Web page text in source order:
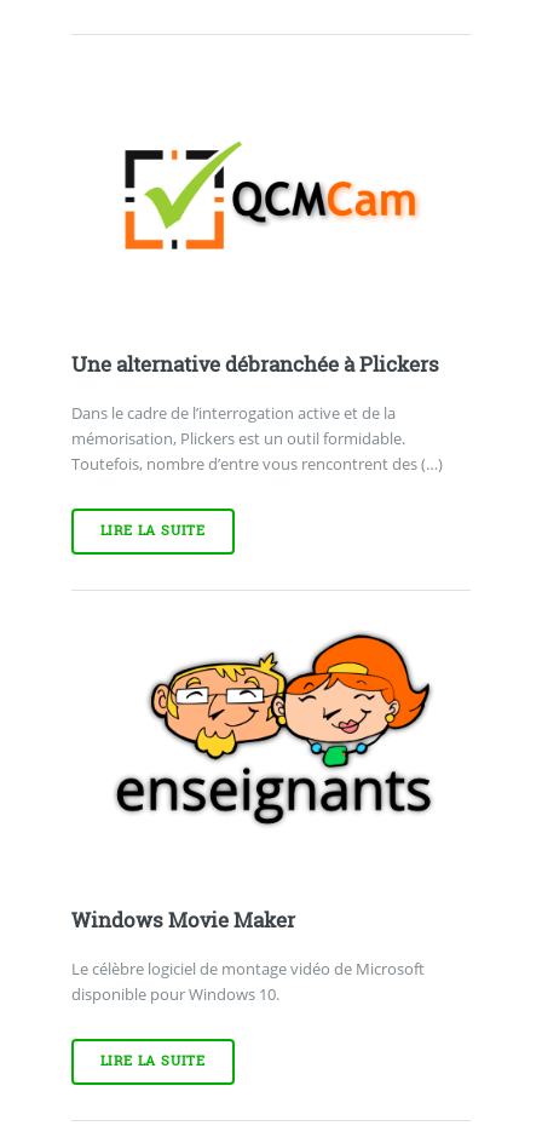
Une alternative débranchée à Plickers
Dans le cadre de l’interrogation active et de la
mémorisation, Plickers est un outil formidable.
Toutefois, nombre d’entre vous rencontrent des (…)
LIRE LA SUITE
Windows Movie Maker
Le célèbre logiciel de montage vidéo de Microsoft
disponible pour Windows 10.
LIRE LA SUITE